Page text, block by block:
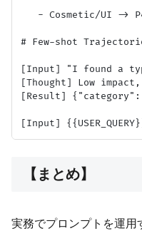
- Cosmetic/UI ->
# Few-shot
[Input] "I found a
[Thought] Low
[Result]
【まとめ】
実務でプロンプトを運用